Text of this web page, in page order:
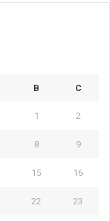
B C
1 2
8 9
15 16
22 23